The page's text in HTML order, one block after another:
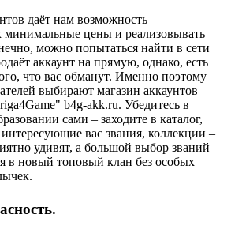
даёт нам возможность
минимальные цены и реализовывать
можно попытаться найти в сети
аккаунт на прямую, однако, есть
что вас обманут. Именно поэтому
выбирают магазин аккаунтов
b4g-akk.ru. Убедитесь в
сами – заходите в каталог,
вас звания, коллекции –
удивят, а большой выбор званий
в новый топовый клан без особых